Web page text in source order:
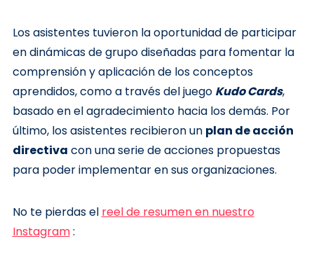
Los asistentes tuvieron la oportunidad de participar
en dinámicas de grupo diseñadas para fomentar la
comprensión y aplicación de los conceptos
aprendidos, como a través del juego Kudo Cards,
basado en el agradecimiento hacia los demás. Por
último, los asistentes recibieron un plan de acción
directiva con una serie de acciones propuestas
para poder implementar en sus organizaciones.
No te pierdas el reel de resumen en nuestro
Instagram: